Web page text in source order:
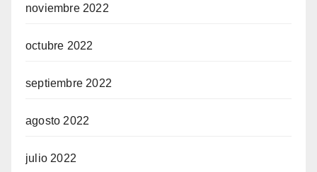
noviembre 2022
octubre 2022
septiembre 2022
agosto 2022
julio 2022